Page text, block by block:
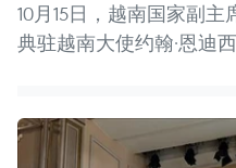
10月15日，越南国家副
典驻越南大使约翰·恩迪西